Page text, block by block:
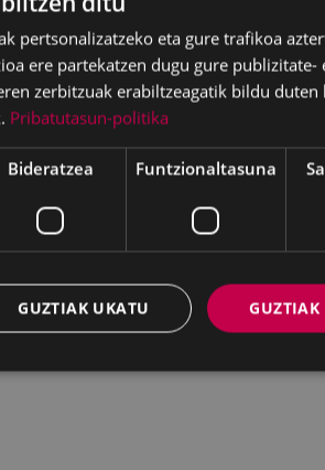
31, 13:00etan.
pertsonalizatzeko eta gure trafikoa
ere partekatzen dugu gure publizitate-
zerbitzuak erabiltzeagatik bildu duten
Pribatutasun-politika
Bideratzea Funtzionaltasuna
GUZTIAK
GUZTIAK UKATU